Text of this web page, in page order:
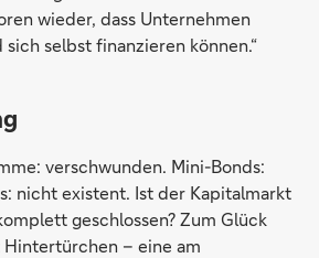
wieder, dass Unternehmen
selbst finanzieren können.“
verschwunden. Mini-Bonds:
nicht existent. Ist der Kapitalmarkt
geschlossen? Zum Glück
– eine am